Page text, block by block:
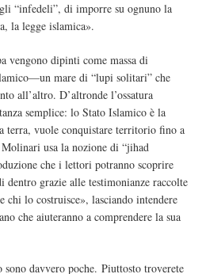
“infedeli”, di imporre su ognuno la
la legge islamica».
vengono dipinti come massa di
mare di “lupi solitari” che
all’altro. D’altronde l’ossatura
semplice: lo Stato Islamico è la
terra, vuole conquistare territorio fino a
usa la nozione di “jihad
che i lettori potranno scoprire
dentro grazie alle testimonianze raccolte
lo costruisce», lasciando intendere
che aiuteranno a comprendere la sua
davvero poche. Piuttosto troverete